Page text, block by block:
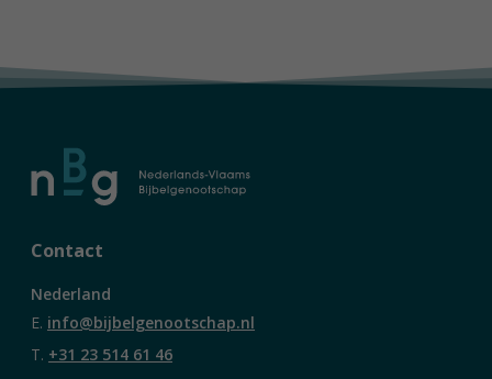
Contact
Nederland
E. info@bijbelgenootschap.nl
T. +31 23 514 61 46